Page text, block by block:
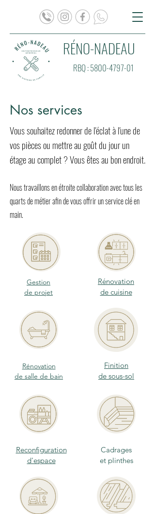
RBQ :5800-4797-01
RÉNO-NADEAU
Nos services
Vous souhaitez redonner de l'éclat à l'une de
vos pièces ou mettre au goût du jour un
étage au complet ? Vous êtes au bon endroit.
Nous travaillons en étroite collaboration avec tous les
quarts de métier afin de vous offrir un service clé en
main.
Gestion
de projet
Rénovation
de salle de bain
Reconfiguration
d'espace
Rénovation
de cuisine
Finition
de sous-sol
Cadrages
et plinthes